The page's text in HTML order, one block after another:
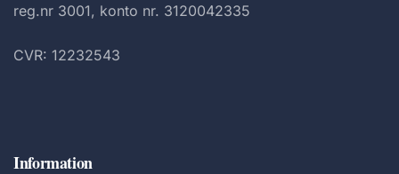
reg.nr 3001, konto nr. 3120042335
CVR: 12232543
Information